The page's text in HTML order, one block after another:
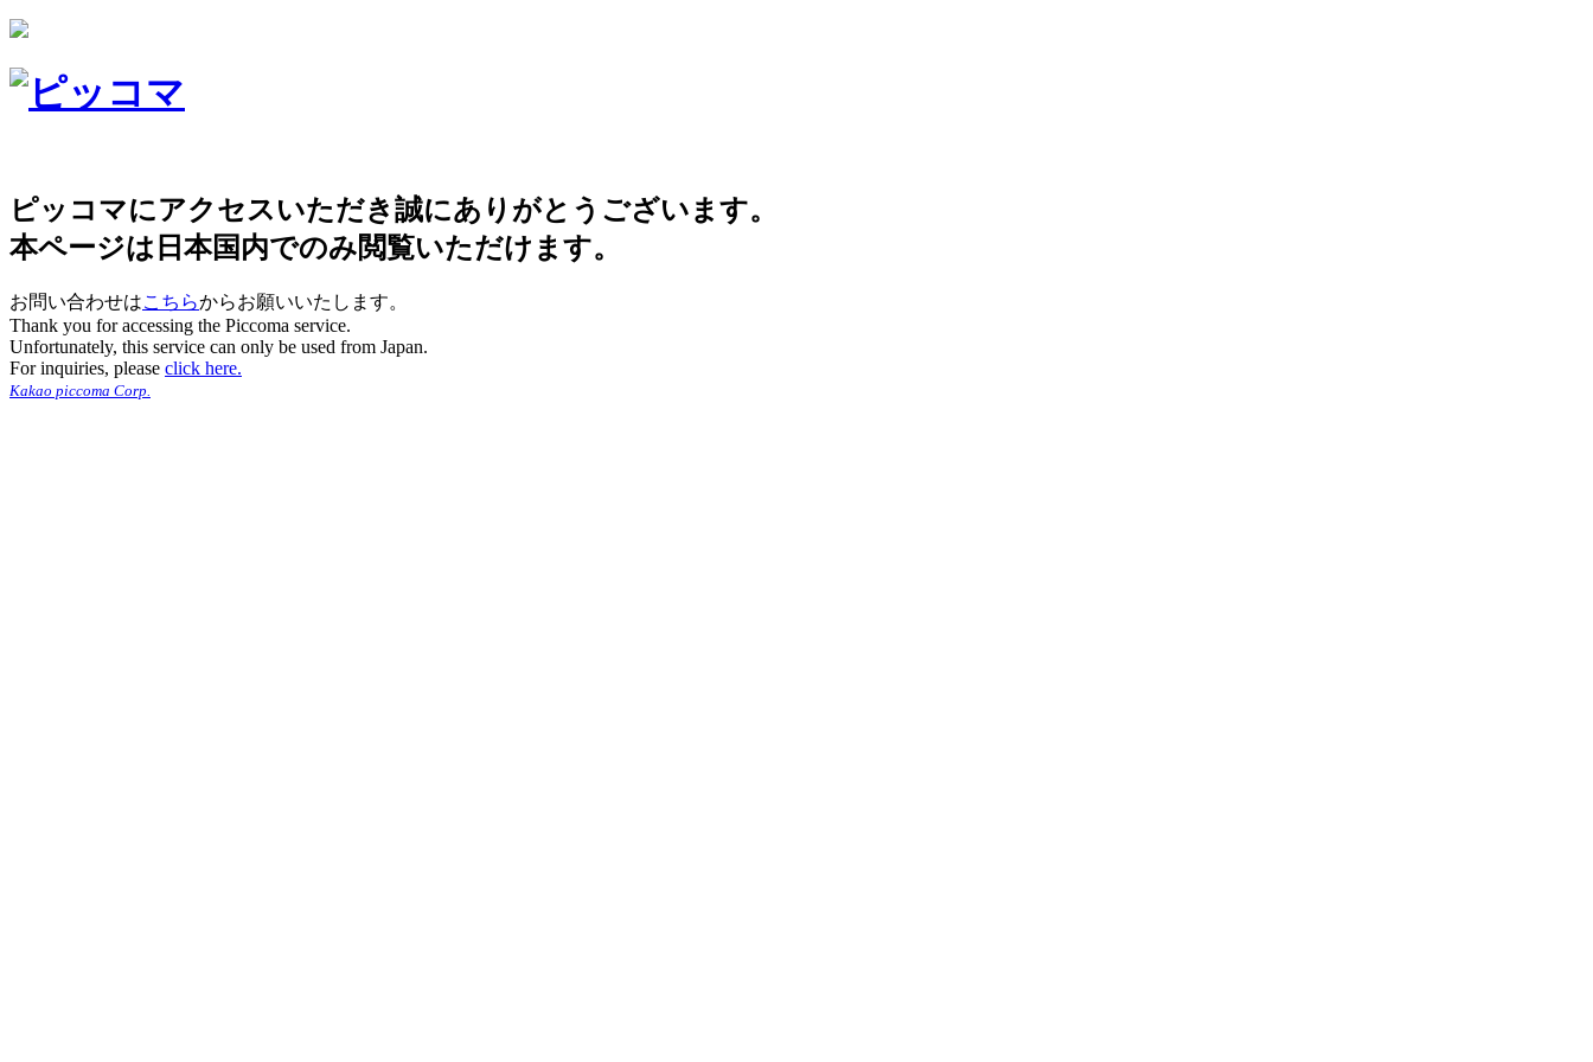
ピッコマにアクセスいただき誠にありがとうございます。
本ページは日本国内でのみ閲覧いただけます。
お問い合わせはこちらからお願いいたします。
Thank you for accessing the Piccoma service.
Unfortunately, this service can only be used from Japan.
For inquiries, please click here.
Kakao piccoma Corp.